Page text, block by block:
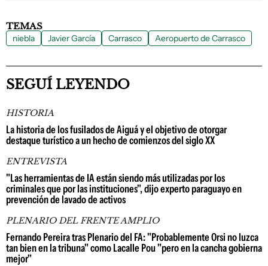
TEMAS
niebla Javier García Carrasco Aeropuerto de Carrasco
SEGUÍ LEYENDO
HISTORIA
La historia de los fusilados de Aiguá y el objetivo de otorgar
destaque turístico a un hecho de comienzos del siglo XX
ENTREVISTA
"Las herramientas de IA están siendo más utilizadas por los
criminales que por las instituciones", dijo experto paraguayo en
prevención de lavado de activos
PLENARIO DEL FRENTE AMPLIO
Fernando Pereira tras Plenario del FA: "Probablemente Orsi no luzca
tan bien en la tribuna" como Lacalle Pou "pero en la cancha gobierna
mejor"